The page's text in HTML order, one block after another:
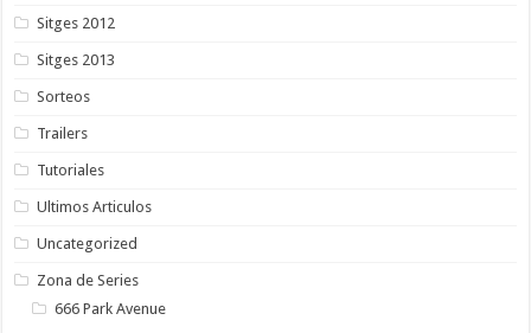
Sitges 2012
Sitges 2013
Sorteos
Trailers
Tutoriales
Ultimos Articulos
Uncategorized
Zona de Series
666 Park Avenue